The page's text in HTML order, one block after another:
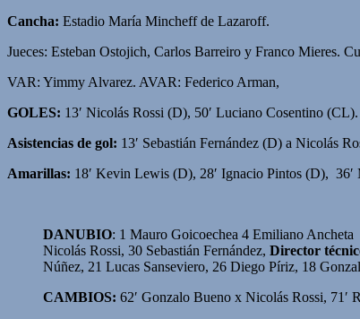
Cancha: Estadio María Mincheff de Lazaroff.
Jueces: Esteban Ostojich, Carlos Barreiro y Franco Mieres.
VAR: Yimmy Alvarez. AVAR: Federico Arman,
GOLES: 13′ Nicolás Rossi (D), 50′ Luciano Cosentino (CL).
Asistencias de gol: 13′ Sebastián Fernández (D) a Nicolás
Amarillas: 18′ Kevin Lewis (D), 28′ Ignacio Pintos (D),
DANUBIO: 1 Mauro Goicoechea 4 Emiliano
Nicolás Rossi, 30 Sebastián Fernández, Director
Núñez, 21 Lucas Sanseviero, 26 Diego Píriz, 18
CAMBIOS: 62′ Gonzalo Bueno x Nicolás Rossi,